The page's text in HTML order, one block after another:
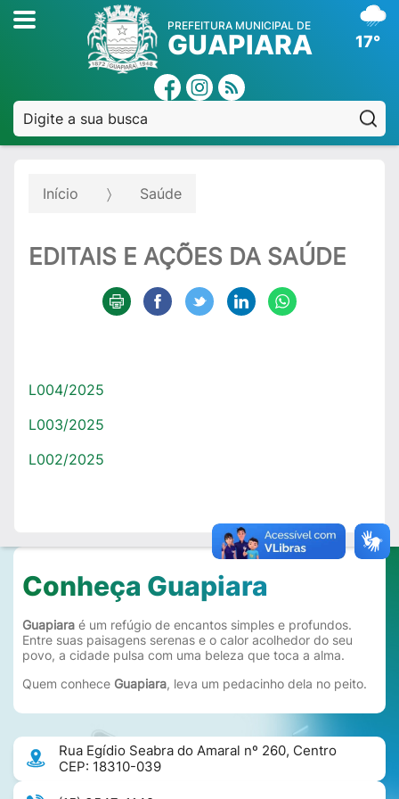
PREFEITURA MUNICIPAL DE
GUAPIARA 17°
Início Saúde
EDITAIS E AÇÕES DA SAÚDE
L004/2025
L003/2025
L002/2025
Conheça Guapiara
Guapiara é um refúgio de encantos simples e profundos.
Entre suas paisagens serenas e o calor acolhedor do seu
povo, a cidade pulsa com uma beleza que toca a alma.
Quem conhece Guapiara, leva um pedacinho dela no peito.
Rua Egídio Seabra do Amaral nº 260, Centro
CEP: 18310-039